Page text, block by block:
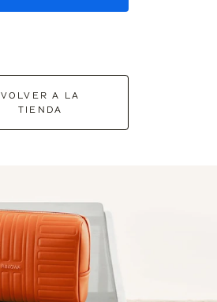
VOLVER A LA
TIENDA